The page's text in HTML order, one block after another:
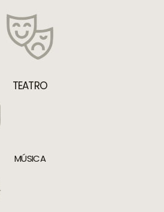
TEATRO
MÚSICA